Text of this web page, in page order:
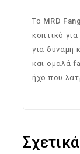
Το MRD
κοπτικό
για δύναμη
και ομαλά
ήχο που